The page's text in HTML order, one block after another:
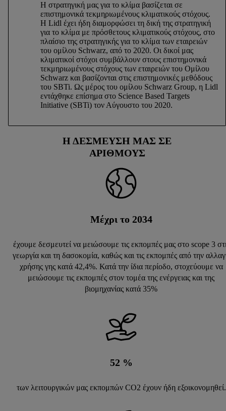
Η στρατηγική μας για το κλίμα βασίζεται σε
επιστημονικά τεκμηριωμένους κλιματικούς στόχους.
Η Lidl έχει ήδη διαμορφώσει τη δική της στρατηγική
για το κλίμα με πρόσθετους κλιματικούς στόχους, στο
πλαίσιο της στρατηγικής για το κλίμα των εταιρειών
του ομίλου Schwarz, από το 2020. Οι δικοί μας
κλιματικοί στόχοι συμβάλλουν στους επιστημονικά
τεκμηριωμένους στόχους των εταιρειών του Ομίλου
Schwarz και βασίζονται στις επιστημονικές μεθόδους
του SBTi. Ως μέρος του ομίλου Schwarz Group, η Lidl
εντάχθηκε επίσημα στο Science Based Targets
Initiative (SBTi) τον Αύγουστο του 2020.
Η ΔΕΣΜΕΥΣΗ ΜΑΣ ΣΕ
ΑΡΙΘΜΟΥΣ
Μέχρι το 2034
έχουμε δεσμευτεί να μειώσουμε τις εκπομπές μας στο scope 3
γεωργία και τη δασοκομία, καθώς και τις εκπομπές από την
χρήσης γης κατά 42,4%. Κατά την ίδια περίοδο, στοχεύουμε να
μειώσουμε τις εκπομπές στον τομέα της ενέργειας και της
βιομηχανίας κατά 35%
52 %
των λειτουργικών μας εκπομπών CO2 έχουν ήδη εξοικονομηθεί.